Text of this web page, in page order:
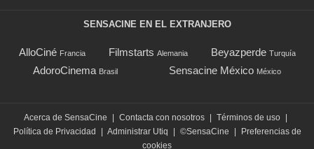
SENSACINE EN EL EXTRANJERO
AlloCiné Francia Filmstarts Alemania Beyazperde Turquía
AdoroCinema Brasil Sensacine México México
Acerca de SensaCine | Contacta con nosotros | Términos de uso |
Política de Privacidad
| Administrar Utiq | ©SensaCine |
Preferencias de
cookies